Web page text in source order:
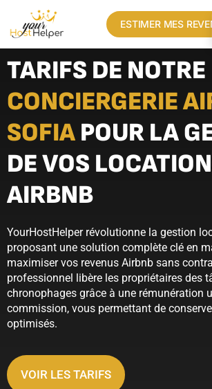
ESTIMER MES
TARIFS DE NOTRE
CONCIERGERIE
SOFIA POUR LA
DE VOS
AIRBNB
YourHostHelper révolutionne la gestion
proposant une solution complète clé en
maximiser vos revenus Airbnb sans
professionnel libère les propriétaires des
chronophages grâce à une rémunération
commission, vous permettant de
optimisés.
VOIR LES TARIFS